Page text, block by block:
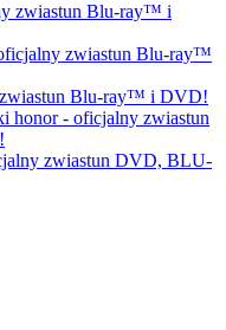
zwiastun Blu-ray™ i
zwiastun Blu-ray™
Blu-ray™ i DVD!
honor - oficjalny zwiastun
zwiastun DVD, BLU-